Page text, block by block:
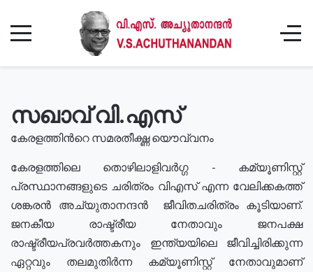
സഖാവ് വി.എസ്
കേരളത്തിൻറെ സമരതീക്ഷ്ണ യൌവ്വനം
കേരളത്തിലെ തൊഴിലാളിവർഗ്ഗ - കമ്യൂണിസ്റ്റ്
പ്രസ്ഥാനങ്ങളുടെ ചരിത്രം വിഎസ് എന്ന വേലിക്കകത്ത്
ശങ്കരൻ അച്യുതാനന്ദൻ ജീവിതചരിത്രം കൂടിയാണ്.
ജനകീയ രാഷ്ട്രീയ നേതാവും ജനപക്ഷ
രാഷ്ട്രീയപ്രവർത്തകനും ഇന്ത്യയിലെ ജീവിച്ചിരിക്കുന്ന
ഏറ്റവും തലമുതിർന്ന കമ്യൂണിസ്റ്റ് നേതാവുമാണ്